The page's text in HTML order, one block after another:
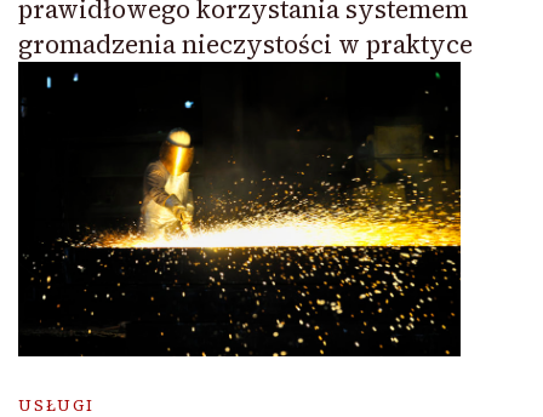
prawidłowego korzystania systemem
gromadzenia nieczystości w praktyce
USŁUGI